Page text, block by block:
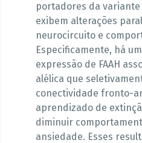
portadores da variante
exibem alterações
neurocircuito e
Especificamente, há
expressão de FAAH
alélica que
conectividade fronto-
aprendizado de
diminuir
ansiedade. Esses